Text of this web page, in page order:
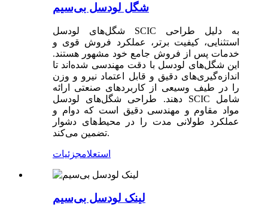
شگل لودسل بی‌سیم
شگل‌های لودسل SCIC به دلیل طراحی
استثنایی، کیفیت برتر، عملکرد فروش قوی و
خدمات پس از فروش جامع خود مشهور هستند.
این شگل‌های لودسل با دقت مهندسی شده‌اند تا
اندازه‌گیری‌های دقیق و قابل اعتماد نیرو و وزن
را در طیف وسیعی از کاربردهای صنعتی ارائه
دهند. طراحی شگل‌های لودسل SCIC شامل
مواد مقاوم و مهندسی دقیق است که دوام و
عملکرد طولانی مدت را در محیط‌های دشوار
تضمین می‌کند.
استعلامجزئیات
لینک لودسل بی‌سیم